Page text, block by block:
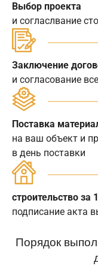
Выбор проекта
и согласлвание
Заключение
и согласование
Поставка
на ваш объект и
в день поставки
строительство за
подписание акта
Порядок